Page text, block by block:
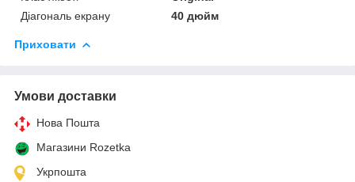
Діагональ екрану
40 дюйм
Приховати
Умови доставки
Нова Пошта
Магазини Rozetka
Укрпошта